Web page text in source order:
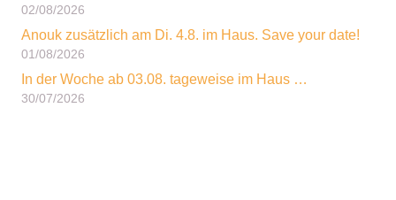
02/08/2026
Anouk zusätzlich am Di. 4.8. im Haus. Save your date!
01/08/2026
In der Woche ab 03.08. tageweise im Haus …
30/07/2026